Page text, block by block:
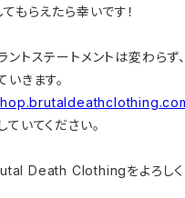
てもらえたら幸いです！
ントステートメントは変わら
いきます。
ていてください。
Death Clothingをよろしく